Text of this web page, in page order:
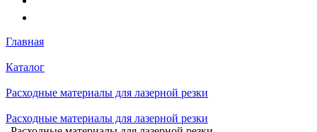
Главная
Каталог
Расходные материалы для лазерной резки
Расходные материалы для лазерной резки